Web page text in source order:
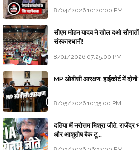
8/04/2026 10:20:00 PM
सीएम मोहन यादव ने खोल दओ सौगातों
संस्कारधानी!
8/01/2026 07:25:00 PM
MP ओबीसी आरक्षण: हाईकोर्ट में दोनों
8/05/2026 10:35:00 PM
दतिया में नरोत्तम मिश्रा जीते,
और आशुतोष बैक टू...